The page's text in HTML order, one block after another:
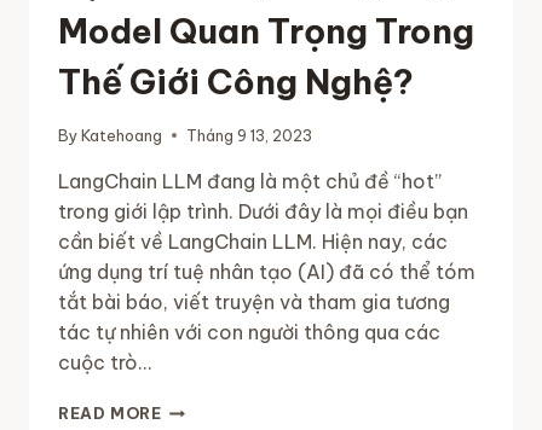
Model Quan Trọng Trong
Thế Giới Công Nghệ?
ByKatehoang Tháng 9 13, 2023
LangChain LLM đang là một chủ đề “hot”
trong giới lập trình. Dưới đây là mọi điều bạn
cần biết về LangChain LLM. Hiện nay, các
ứng dụng trí tuệ nhân tạo (AI) đã có thể tóm
tắt bài báo, viết truyện và tham gia tương
tác tự nhiên với con người thông qua các
cuộc trò…
READ MORETẠI